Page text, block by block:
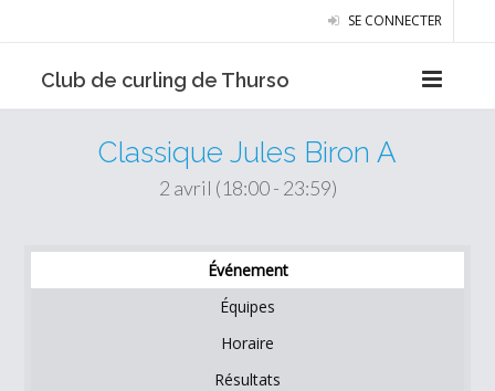
SE CONNECTER
Club de curling de Thurso
Classique Jules Biron A
2 avril (18:00 - 23:59)
Événement
Équipes
Horaire
Résultats